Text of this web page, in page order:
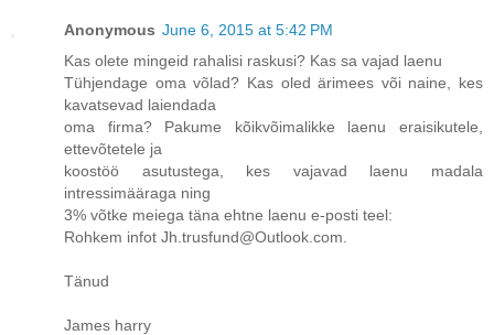
Anonymous June 6, 2015 at 5:42 PM
Kas olete mingeid rahalisi raskusi? Kas sa vajad laenu
Tühjendage oma võlad? Kas oled ärimees või naine, kes
kavatsevad laiendada
oma firma? Pakume kõikvõimalikke laenu eraisikutele,
ettevõtetele ja
koostöö asutustega, kes vajavad laenu madala
intressimääraga ning
3% võtke meiega täna ehtne laenu e-posti teel:
Rohkem infot Jh.trusfund@Outlook.com.
Tänud
James harry